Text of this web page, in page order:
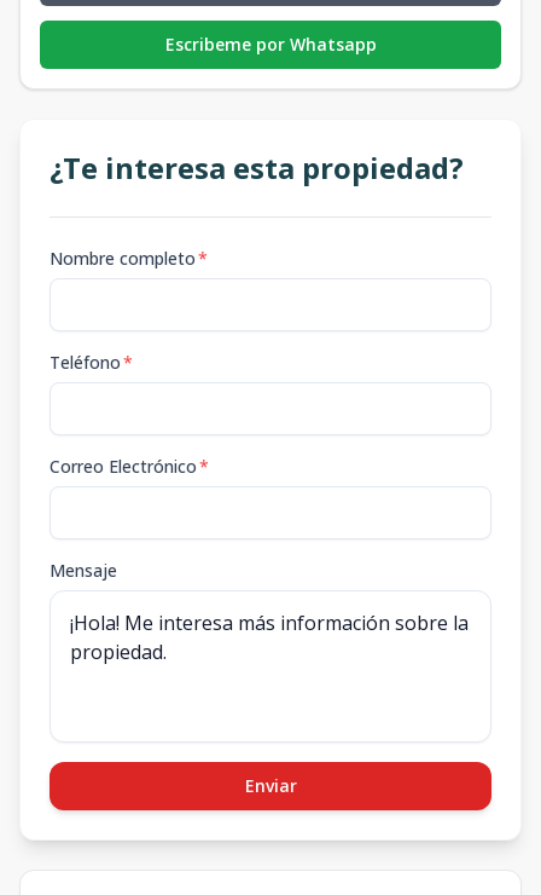
Escribeme por Whatsapp
¿Te interesa esta propiedad?
Nombre completo*
Teléfono*
Correo Electrónico*
Mensaje
Enviar